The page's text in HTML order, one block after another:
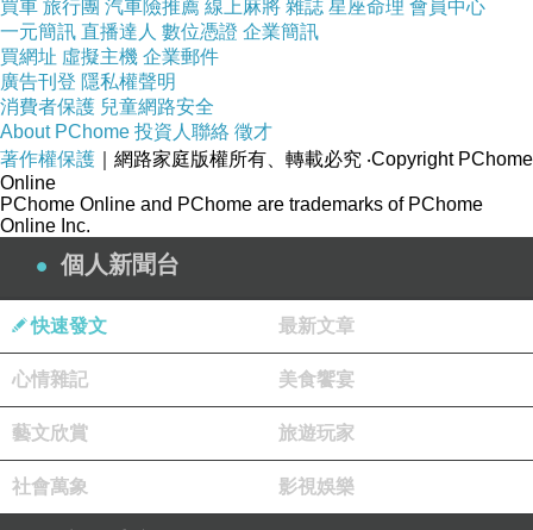
買車 旅行團 汽車險推薦 線上麻將 雜誌 星座命理 會員中心
一元簡訊 直播達人 數位憑證 企業簡訊
買網址 虛擬主機 企業郵件
廣告刊登 隱私權聲明
消費者保護 兒童網路安全
About PChome 投資人聯絡 徵才
著作權保護 ｜網路家庭版權所有、轉載必究 ‧Copyright PChome
Online
PChome Online and PChome are trademarks of PChome
Online Inc.
個人新聞台
快速發文 最新文章
心情雜記 美食饗宴
藝文欣賞 旅遊玩家
社會萬象 影視娛樂